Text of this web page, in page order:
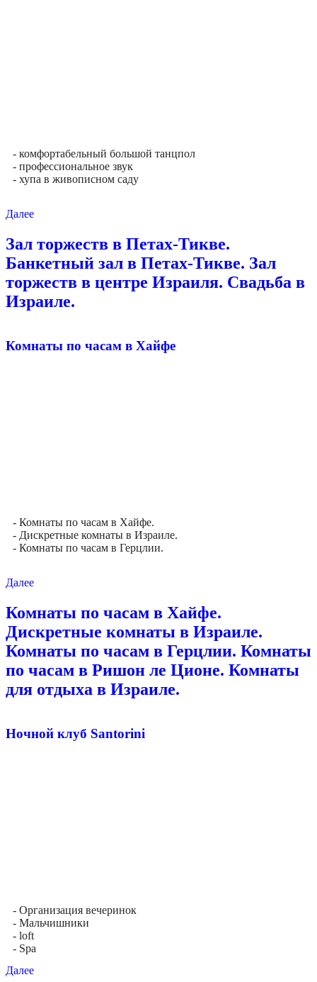
- комфортабельный большой танцпол
- профессиональное звук
- хупа в живописном саду
Далее
Зал торжеств в Петах-Тикве.
Банкетный зал в Петах-Тикве. Зал
торжеств в центре Израиля. Свадьба в
Израиле.
Комнаты по часам в Хайфе
- Комнаты по часам в Хайфе.
- Дискретные комнаты в Израиле.
- Комнаты по часам в Герцлии.
Далее
Комнаты по часам в Хайфе.
Дискретные комнаты в Израиле.
Комнаты по часам в Герцлии. Комнаты
по часам в Ришон ле Ционе. Комнаты
для отдыха в Израиле.
Ночной клуб Santorini
- Организация вечеринок
- Мальчишники
- loft
- Spa
Далее